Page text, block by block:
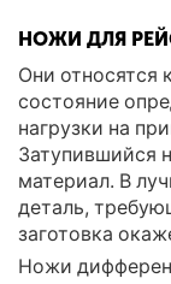
НОЖИ ДЛЯ
Они относятся
состояние
нагрузки на
Затупившийся
материал. В
деталь,
заготовка
Ножи